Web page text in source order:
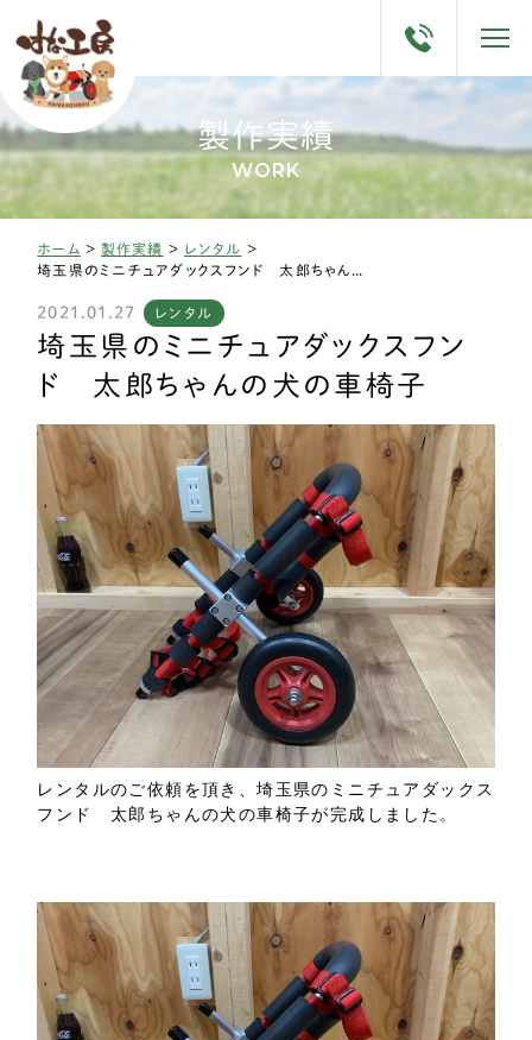
製作実績
WORK
ホーム >製作実績 > レンタル >
2021.01.27 レンタル
埼玉県のミニチュアダックスフン
ド 太郎ちゃんの犬の車椅子
レンタルのご依頼を頂き、埼玉県のミニチュアダックス
フンド 太郎ちゃんの犬の車椅子が完成しました。